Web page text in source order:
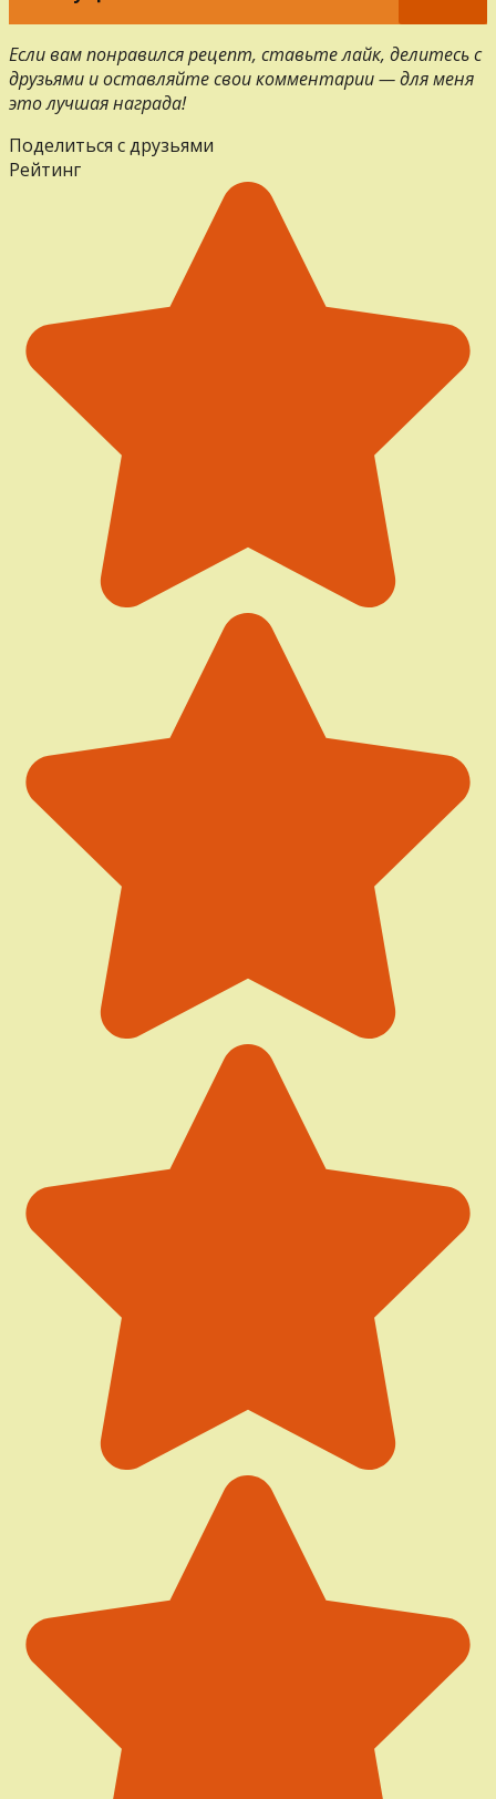
Если вам понравился рецепт, ставьте лайк, делитесь с
друзьями и оставляйте свои комментарии — для меня
это лучшая награда!
Поделиться с друзьями
Рейтинг